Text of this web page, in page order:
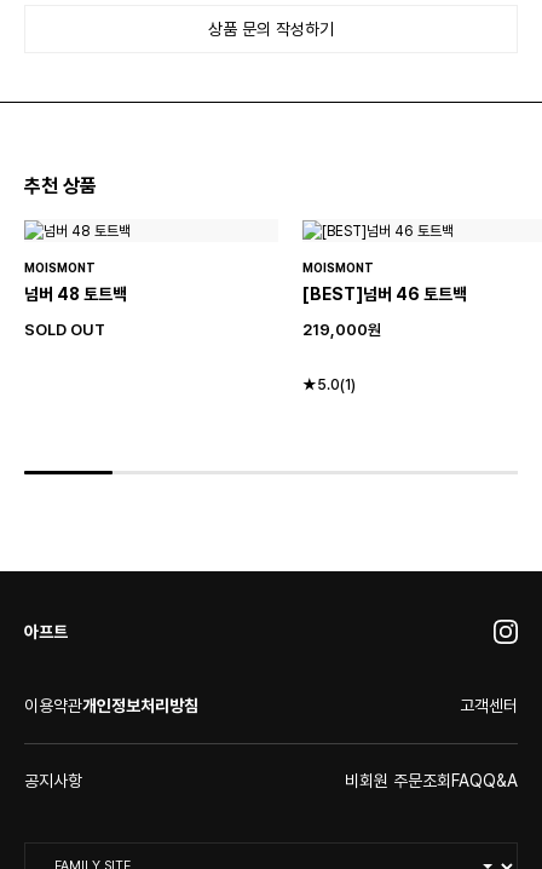
상품 문의 작성하기
추천 상품
MOISMONT
넘버 48 토트백
SOLD OUT
MOISMONT
[BEST]넘버 46 토트백
219,000원
★5.0(1)
아프트
이용약관개인정보처리방침 고객센터
공지사항 비회원 주문조회 FAQQ&A